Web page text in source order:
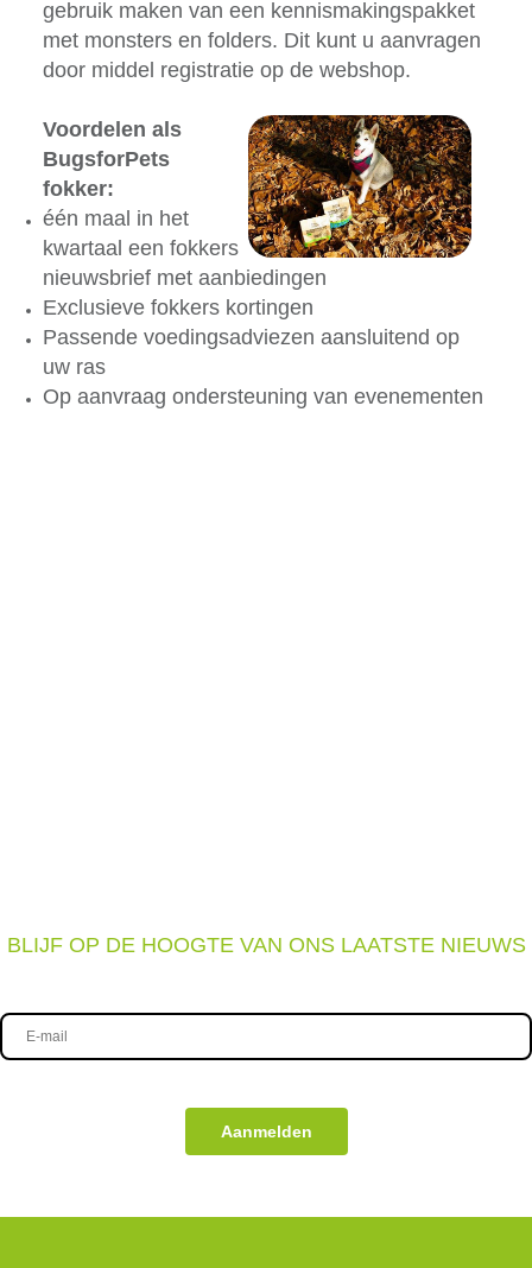
gebruik maken van een kennismakingspakket
met monsters en folders. Dit kunt u aanvragen
door middel registratie op de webshop.
Voordelen als
BugsforPets
fokker:
één maal in het
kwartaal een fokkers
nieuwsbrief met aanbiedingen
Exclusieve fokkers kortingen
Passende voedingsadviezen aansluitend op
uw ras
Op aanvraag ondersteuning van evenementen
BLIJF OP DE HOOGTE VAN ONS LAATSTE NIEUWS
Aanmelden